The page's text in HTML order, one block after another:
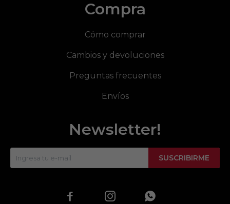
Compra
Cómo comprar
Cambios y devoluciones
Preguntas frecuentes
Envíos
Newsletter!
SUSCRIBIRME
  